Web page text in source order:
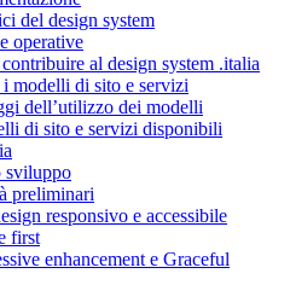
del design system
operative
al design system .italia
modelli di sito e servizi
dell’utilizzo dei modelli
di sito e servizi disponibili
sviluppo
preliminari
responsivo e accessibile
first
enhancement e Graceful